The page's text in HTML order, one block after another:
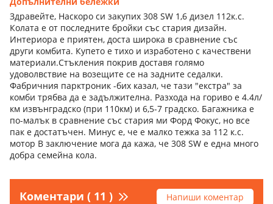
Здравейте, Наскоро си закупих 308 SW 1,6 дизел 112к.с.
Колата е от последните бройки със стария дизайн.
Интериора е приятен, доста широка в сравнение със
други комбита. Купето е тихо и изработено с качествени
материали.Стъкления покрив доставя голямо
удоволвствие на возещите се на задните седалки.
Фабричния парктроник -бих казал, че тази "екстра" за
комби трябва да е задължителна. Разхода на гориво е 4.4л/
км извънградско (при 110км) и 6,5-7 градско. Багажника е
по-малък в сравнение със стария ми Форд Фокус, но все
пак е достатъчен. Минус е, че е малко тежка за 112 к.с.
мотор В заключение мога да кажа, че 308 SW е една много
добра семейна кола.
Коментари ( 11 ) Напиши коментар